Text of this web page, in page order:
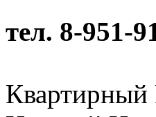
тел. 8-951-
Квартирный